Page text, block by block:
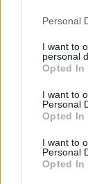
Please note
not limited to
grant or deny
use your data
consent section.
Personal
I want to
personal
Opted In
I want to
Personal
Opted In
I want to
Personal
Opted In
összevetésben
már csökkent.